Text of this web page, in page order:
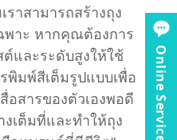
ราสามารถสร้างถุง
พาะ หากคุณต้องการ
และระดับสูงให้ใช้
พิมพ์สีเต็มรูปแบบเพื่อ
อสารของตัวเองพอดี
เต็มที่และทำให้ถุง
Online Service